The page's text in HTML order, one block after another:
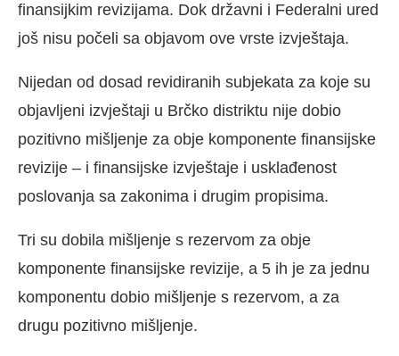
finansijkim revizijama. Dok državni i Federalni ured
još nisu počeli sa objavom ove vrste izvještaja.
Nijedan od dosad revidiranih subjekata za koje su
objavljeni izvještaji u Brčko distriktu nije dobio
pozitivno mišljenje za obje komponente finansijske
revizije – i finansijske izvještaje i usklađenost
poslovanja sa zakonima i drugim propisima.
Tri su dobila mišljenje s rezervom za obje
komponente finansijske revizije, a 5 ih je za jednu
komponentu dobio mišljenje s rezervom, a za
drugu pozitivno mišljenje.